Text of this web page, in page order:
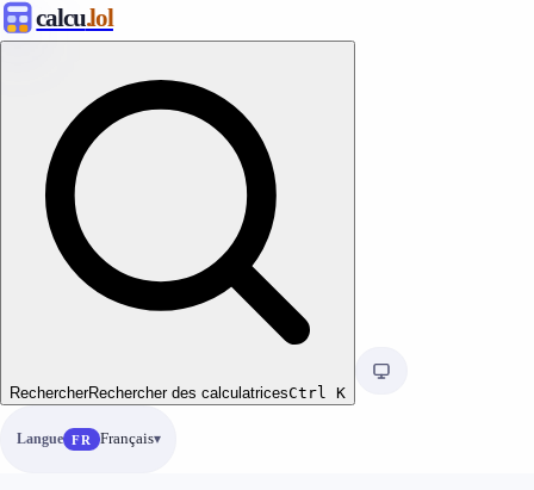
calcu.lol
RechercherRechercher des calculatricesCtrl K
Langue FR Français